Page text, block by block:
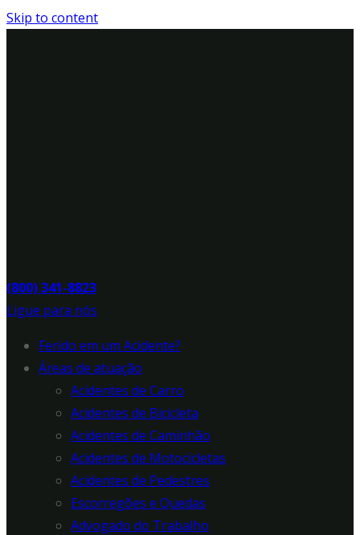
Skip to content
(800) 341-8823
Ligue para nós
Ferido em um Acidente?
Áreas de atuação
Acidentes de Carro
Acidentes de Bicicleta
Acidentes de Caminhão
Acidentes de Motocicletas
Acidentes de Pedestres
Escorregões e Quedas
Advogado do Trabalho